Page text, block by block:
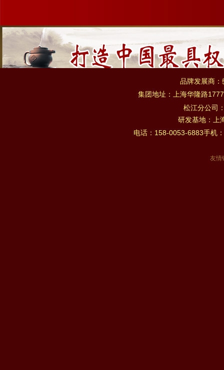
品牌发展商
集团地址：上海华隆路
松江分公司
研发基地：上海
电话：158-0053-6883手机
友